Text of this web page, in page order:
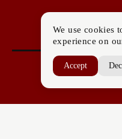
We use cookies
experience on
Accept